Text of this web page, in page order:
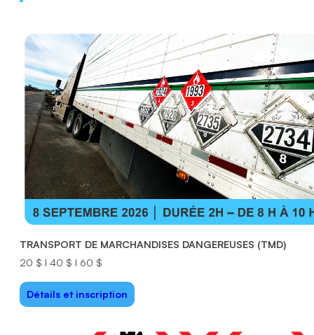
TRANSPORT DE MARCHANDISES DANGEREUSES (TMD)
20 $ I 40 $ I 60 $
Détails et inscription